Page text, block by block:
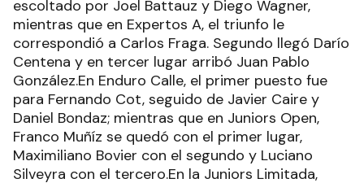
escoltado por Joel Battauz y Diego Wagner,
mientras que en Expertos A, el triunfo le
correspondió a Carlos Fraga. Segundo llegó Darío
Centena y en tercer lugar arribó Juan Pablo
González.En Enduro Calle, el primer puesto fue
para Fernando Cot, seguido de Javier Caire y
Daniel Bondaz; mientras que en Juniors Open,
Franco Muñíz se quedó con el primer lugar,
Maximiliano Bovier con el segundo y Luciano
Silveyra con el tercero.En la Juniors Limitada,